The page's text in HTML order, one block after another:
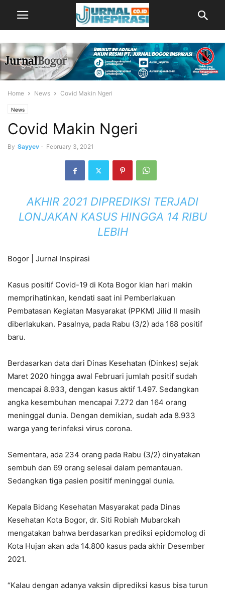
Home News Covid Makin Ngeri
News
Covid Makin Ngeri
By Sayyev - February 3, 2021
AKHIR 2021 DIPREDIKSI TERJADI
LONJAKAN KASUS HINGGA 14 RIBU
LEBIH
Bogor | Jurnal Inspirasi
Kasus positif Covid-19 di Kota Bogor kian hari makin
memprihatinkan, kendati saat ini Pemberlakuan
Pembatasan Kegiatan Masyarakat (PPKM) Jilid II masih
diberlakukan. Pasalnya, pada Rabu (3/2) ada 168 positif
baru.
Berdasarkan data dari Dinas Kesehatan (Dinkes) sejak
Maret 2020 hingga awal Februari jumlah positif sudah
mencapai 8.933, dengan kasus aktif 1.497. Sedangkan
angka kesembuhan mencapai 7.272 dan 164 orang
meninggal dunia. Dengan demikian, sudah ada 8.933
warga yang terinfeksi virus corona.
Sementara, ada 234 orang pada Rabu (3/2) dinyatakan
sembuh dan 69 orang selesai dalam pemantauan.
Sedangkan tiga pasien positif meninggal dunia.
Kepala Bidang Kesehatan Masyarakat pada Dinas
Kesehatan Kota Bogor, dr. Siti Robiah Mubarokah
mengatakan bahwa berdasarkan prediksi epidomolog di
Kota Hujan akan ada 14.800 kasus pada akhir Desember
2021.
“Kalau dengan adanya vaksin diprediksi kasus bisa turun